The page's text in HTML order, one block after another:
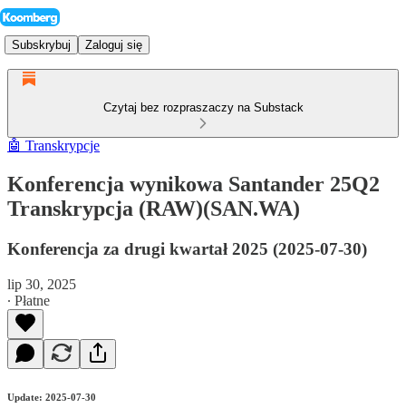
Subskrybuj Zaloguj się
Czytaj bez rozpraszaczy na Substack
🤖 Transkrypcje
Konferencja wynikowa Santander 25Q2
Transkrypcja (RAW)(SAN.WA)
Konferencja za drugi kwartał 2025 (2025-07-30)
lip 30, 2025
∙ Płatne
Update: 2025-07-30